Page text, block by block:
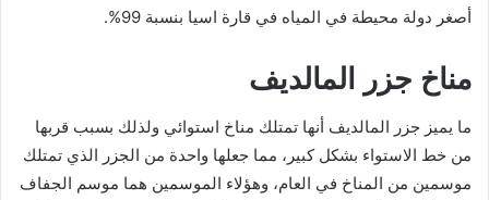
أصغر دولة محيطة في المياه في قارة اسيا بنسبة 99%.
مناخ جزر المالديف
ما يميز جزر المالديف أنها تمتلك مناخ استوائي ولذلك بسبب قربها
من خط الاستواء بشكل كبير، مما جعلها واحدة من الجزر الذي تمتلك
موسمين من المناخ في العام، وهؤلاء الموسمين هما موسم الجفاف